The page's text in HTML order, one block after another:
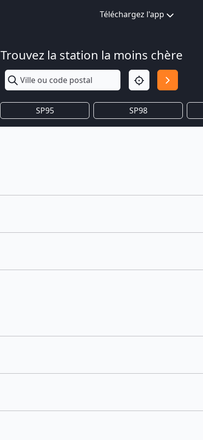
Téléchargez l'app
Trouvez la station la moins chère
SP95 SP98